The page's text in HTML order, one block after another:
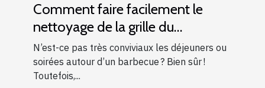
Comment faire facilement le
nettoyage de la grille du
barbecue ?
N’est-ce pas très conviviaux les déjeuners ou
soirées autour d’un barbecue ? Bien sûr !
Toutefois,...